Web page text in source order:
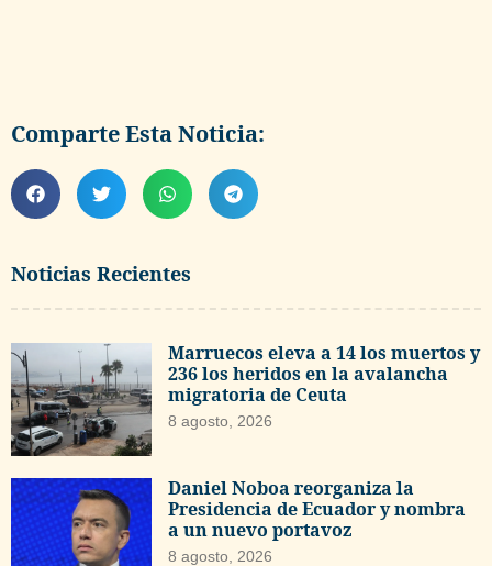
Noticias Recientes
Marruecos eleva a 14 los muertos y
236 los heridos en la avalancha
migratoria de Ceuta
8 agosto, 2026
Daniel Noboa reorganiza la
Presidencia de Ecuador y nombra
a un nuevo portavoz
8 agosto, 2026
Comparte Esta Noticia: